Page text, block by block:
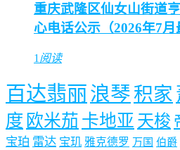
重庆武隆区仙女山街道
心电话公示（2026年7月
1阅读
百达翡丽 浪琴积家
度 欧米茄 卡地亚 天梭
宝珀 雷达 宝玑 雅克德罗 万国 伯爵